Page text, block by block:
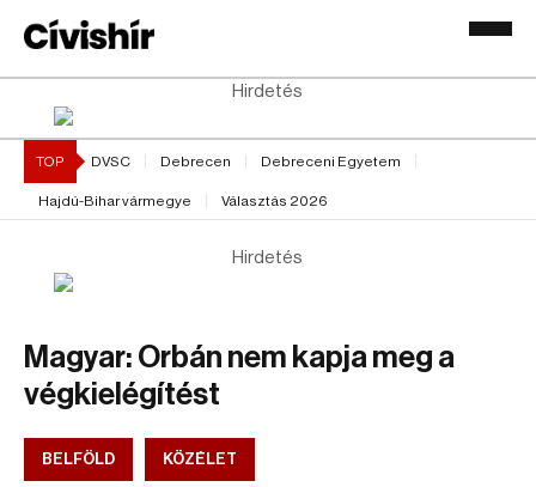
Hirdetés
TOP DVSC Debrecen Debreceni Egyetem
Hajdú-Bihar vármegye Választás 2026
Hirdetés
Magyar: Orbán nem kapja meg a
végkielégítést
BELFÖLD KÖZÉLET